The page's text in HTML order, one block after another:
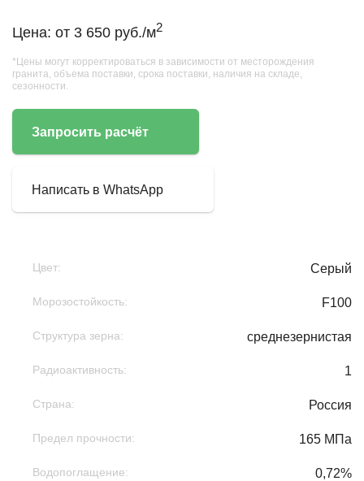
Цена: от 3 650 руб./м2
*Цены могут корректироваться в зависимости от месторождения
гранита, объема поставки, срока поставки, наличия на складе,
сезонности.
Запросить расчёт
Написать в WhatsApp
Цвет: Серый
Морозостойкость: F100
Структура зерна: среднезернистая
Радиоактивность: 1
Страна: Россия
Предел прочности: 165 МПа
Водопоглащение: 0,72%